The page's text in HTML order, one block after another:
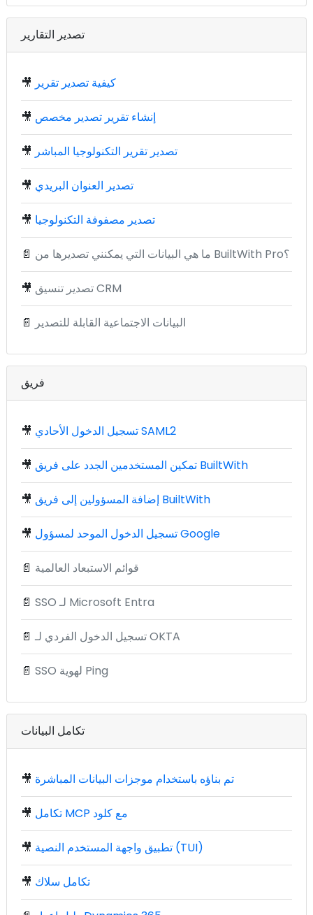
تصدير التقارير
🎥 كيفية تصدير تقرير
🎥 إنشاء تقرير تصدير مخصص
🎥 تصدير تقرير التكنولوجيا المباشر
🎥 تصدير العنوان البريدي
🎥 تصدير مصفوفة التكنولوجيا
📄 ما هي البيانات التي يمكنني تصديرها من BuiltWith Pro؟
🎥 تصدير تنسيق CRM
📄 البيانات الاجتماعية القابلة للتصدير
فريق
🎥 تسجيل الدخول الأحادي SAML2
🎥 تمكين المستخدمين الجدد على فريق BuiltWith
🎥 إضافة المسؤولين إلى فريق BuiltWith
🎥 تسجيل الدخول الموحد لمسؤول Google
📄 قوائم الاستبعاد العالمية
📄 SSO لـ Microsoft Entra
📄 تسجيل الدخول الفردي لـ OKTA
📄 SSO لهوية Ping
تكامل البيانات
🎥 تم بناؤه باستخدام موجزات البيانات المباشرة
🎥 تكامل MCP مع كلود
🎥 تطبيق واجهة المستخدم النصية (TUI)
🎥 تكامل سلاك